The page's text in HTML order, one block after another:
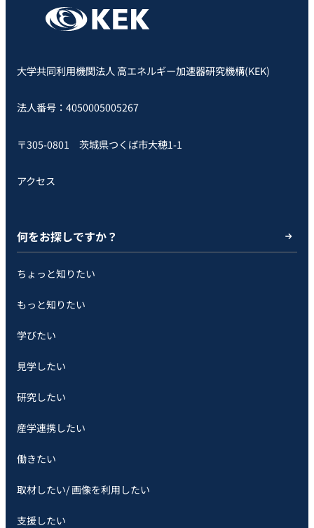
大学共同利用機関法人 高エネルギー加速器研究機構(KEK)
法人番号：4050005005267
〒305-0801 茨城県つくば市大穂1-1
アクセス
何をお探しですか？
ちょっと知りたい
もっと知りたい
学びたい
見学したい
研究したい
産学連携したい
働きたい
取材したい/ 画像を利用したい
支援したい